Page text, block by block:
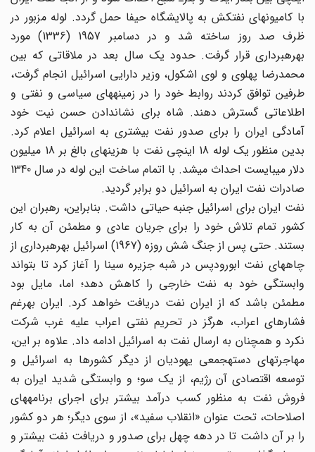
با کامیونهای نفتکش به پالایشگاه حیفا حمل گردد. لوله مزبور در
ظرف صد روز ساخته شد و در دسامبر 1957 (1336) مورد
بهره‎برداری قرار گرفت. حدود یک سال بعد در ملاقاتی که بین
محمدرضا پهلوی و لوی اشکول، وزیر دارایی اسرائیل انجام گرفت،
طرفین توافق کردند روابط خود را در زمینه‎های سیاسی و نفتی و
اطلاعاتی گسترش دهند. شاه برای نشان‎دادن حسن نیت خود
آمادگی ایران را برای صدور نفت بیشتری به اسرائیل اعلام کرد.
بدین منظور یک لوله 18 اینچی نفت با هزینه‎ای بالغ بر 18 میلیون
دلار می‎بایست احداث می‎شد. با اتمام ساخت این لوله در سال 1340
صادرات نفت ایران به اسرائیل دو برابر گردید.
نفت ایران برای اسرائیل جنبه حیاتی داشت. بنابراین، رهبران این
کشور تمام تلاش خود را برای جریان عادی و مطمئن آن به کار
بستند. حتی پس از جنگ شش روزه (1967) اسرائیل بهره‎برداری از
چاه‎های نفت ابورودپس در شبه جزیره سینا را آغاز کرد تا بتواند
وابستگی خود به نفت خارجی را کاهش دهد؛ اما، مایل بود
مطمئن باشد که از ایران نفت دریافت خواهد کرد. ایران به‎رغم
فشارهای اعراب، هرگز در تحریم نفتی اعراب علیه غرب شرکت
نکرد و همچنان به ارسال نفت به اسرائیل ادامه داد. علاوه بر این،
مهاجرتهای دسته‎جمعی یهودیان از دیگر کشورها به اسرائیل و
توسعه اقتصادی آن رژیم، از یک سو؛ و وابستگی شدید ایران به
فروش نفت به منظور کسب درآمد بیشتر برای اجرای برنامه‎های
اصلاحات، تحت عنوان «انقلاب سفید»، از سوی دیگر؛ هر دو کشور
را بر آن داشت تا در دهه چهل برای صدور و دریافت نفت بیشتر و